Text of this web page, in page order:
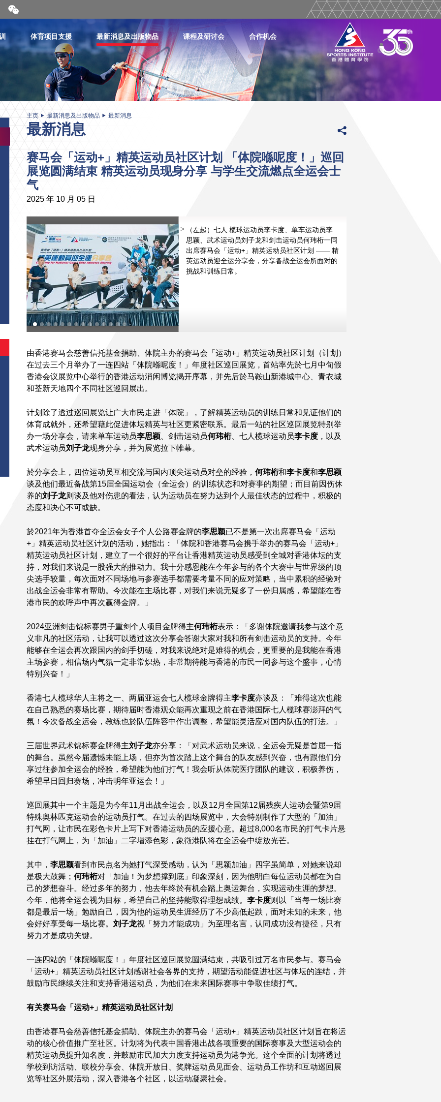
开
合
维
体育项目支援 最新消息及出版物品 课程及研讨会 合作机会
主页 最新消息及出版物品 最新消息
最新消息
赛马会「运动+」精英运动员社区计划 「体院喺呢度！」巡回
展览圆满结束 精英运动员现身分享 与学生交流燃点全运会士
气
2025 年 10 月 05 日
（左起）七人 榄球运动员李卡度、单车运动员李
思颖、武术运动员刘子龙和剑击运动员何玮桁一同
出席赛马会「运动+」精英运动员社区计划 —— 精
英运动员迎全运分享会，分享备战全运会所面对的
挑战和训练日常。
更多
更多
更多
更多
更多
更多
更多
由香港赛马会慈善信托基金捐助、体院主办的赛马会「运动+」精英运动员社区计划（计划）
在过去三个月举办了一连四站「体院喺呢度！」年度社区巡回展览，首站率先於七月中旬假
香港会议展览中心举行的香港运动消闲博览揭开序幕，并先后於马鞍山新港城中心、青衣城
和荃新天地四个不同社区巡回展出。
计划除了透过巡回展览让广大市民走进「体院」，了解精英运动员的训练日常和见证他们的
体育成就外，还希望藉此促进体坛精英与社区更紧密联系。最后一站的社区巡回展览特别举
办一场分享会，请来单车运动员李思颖 、剑击运动员何玮桁、七人榄球运动员李卡度 ，以及
武术运动员刘子龙现身分享，并为展览拉下帷幕。
於分享会上，四位运动员互相交流与国内顶尖运动员对垒的经验， 何玮桁和李卡度和李思颖
谈及他们最近备战第15届全国运动会（全运会）的训练状态和对赛事的期望；而目前因伤休
养的刘子龙则谈及他对伤患的看法，认为运动员在努力达到个人最佳状态的过程中，积极的
态度和决心不可或缺。
於2021年为香港首夺全运会女子个人公路赛金牌的李思颖已不是第一次出席赛马会「运动
+」精英运动员社区计划的活动，她指出：「体院和香港赛马会携手举办的赛马会「运动+」
精英运动员社区计划，建立了一个很好的平台让香港精英运动员感受到全城对香港体坛的支
持，对我们来说是一股强大的推动力。我十分感恩能在今年参与的各个大赛中与世界级的顶
尖选手较量，每次面对不同场地与参赛选手都需要考量不同的应对策略，当中累积的经验对
出战全运会非常有帮助。今次能在主场比赛，对我们来说无疑多了一份归属感，希望能在香
港市民的欢呼声中再次赢得金牌。」
2024亚洲剑击锦标赛男子重剑个人项目金牌得主何玮桁表示：「多谢体院邀请我参与这个意
义非凡的社区活动，让我可以透过这次分享会答谢大家对我和所有剑击运动员的支持。今年
能够在全运会再次跟国内的剑手切磋，对我来说绝对是难得的机会，更重要的是我能在香港
主场参赛，相信场内气氛一定非常炽热，非常期待能与香港的市民一同参与这个盛事，心情
特别兴奋！」
香港七人榄球华人主将之一、两届亚运会七人榄球金牌得主李卡度亦谈及：「难得这次也能
在自己熟悉的赛场比赛，期待届时香港观众能再次重现之前在香港国际七人榄球赛澎拜的气
氛！今次备战全运会，教练也於队伍阵容中作出调整，希望能灵活应对国内队伍的打法。」
三届世界武术锦标赛金牌得主刘子龙亦分享：「对武术运动员来说，全运会无疑是首屈一指
的舞台。虽然今届遗憾未能上场，但亦为首次踏上这个舞台的队友感到兴奋，也有跟他们分
享过往参加全运会的经验，希望能为他们打气！我会听从体院医疗团队的建议，积极养伤，
希望早日回归赛场，冲击明年亚运会！」
巡回展其中一个主题是为今年11月出战全运会，以及12月全国第12届残疾人运动会暨第9届
特殊奥林匹克运动会的运动员打气。在过去的四场展览中，大会特别制作了大型的「加油」
打气网，让市民在彩色卡片上写下对香港运动员的应援心意。超过8,000名市民的打气卡片悬
挂在打气网上，为「加油」二字增添色彩，象徵港队将在全运会中绽放光芒。
其中， 李思颖看到市民点名为她打气深受感动，认为「思颖加油」四字虽简单，对她来说却
是极大鼓舞； 何玮桁对「加油！为梦想撑到底」印象深刻，因为他明白每位运动员都在为自
己的梦想奋斗。经过多年的努力，他去年终於有机会踏上奥运舞台，实现运动生涯的梦想。
今年，他将全运会视为目标，希望自己的坚持能取得理想成绩。 李卡度则以「当每一场比赛
都是最后一场」勉励自己，因为他的运动员生涯经历了不少高低起跌，面对未知的未来，他
会好好享受每一场比赛。 刘子龙视「努力才能成功」为至理名言，认同成功没有捷径，只有
努力才是成功关键。
一连四站的「体院喺呢度！」年度社区巡回展览圆满结束，共吸引过万名市民参与。赛马会
「运动+」精英运动员社区计划感谢社会各界的支持，期望活动能促进社区与体坛的连结，并
鼓励市民继续关注和支持香港运动员，为他们在未来国际赛事中争取佳绩打气。
有关赛马会「运动+」精英运动员社区计划
由香港赛马会慈善信托基金捐助、体院主办的赛马会「运动+」精英运动员社区计划旨在将运
动的核心价值推广至社区。计划将为代表中国香港出战各项重要的国际赛事及大型运动会的
精英运动员提升知名度，并鼓励市民加大力度支持运动员为港争光。这个全面的计划将透过
学校到访活动、联校分享会、体院开放日、奖牌运动员见面会、运动员工作坊和互动巡回展
览等社区外展活动，深入香港各个社区，以运动凝聚社会。